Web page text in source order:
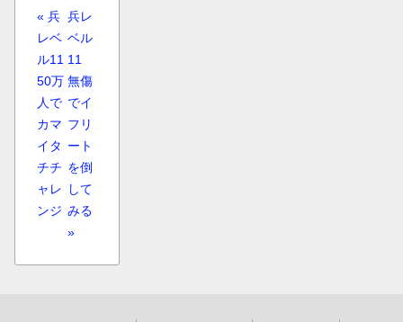
« 兵
レベ
ル11
50万
人で
カマ
イタ
チチ
ャレ
ンジ
兵レ
ベル
11
無傷
でイ
フリ
ート
を倒
して
みる
»